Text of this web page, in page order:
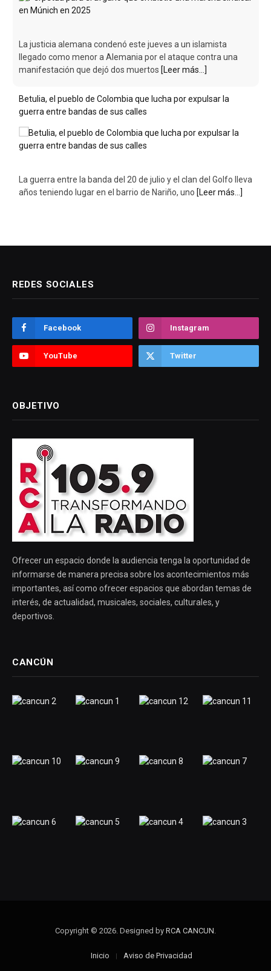
La justicia alemana condenó este jueves a un islamista
llegado como menor a Alemania por el ataque contra una
manifestación que dejó dos muertos [Leer más...]
Betulia, el pueblo de Colombia que lucha por expulsar la
guerra entre bandas de sus calles
La guerra entre la banda del 20 de julio y el clan del Golfo lleva
años teniendo lugar en el barrio de Nariño, uno [Leer más...]
REDES SOCIALES
Facebook Instagram
YouTube Twitter
OBJETIVO
Ofrecer un espacio donde la audiencia tenga la oportunidad de
informarse de manera precisa sobre los acontecimientos más
importantes, así como ofrecer espacios que abordan temas de
interés, de actualidad, musicales, sociales, culturales, y
deportivos.
CANCÚN
Copyright © 2026. Designed by RCA CANCUN
Inicio Aviso de Privacidad